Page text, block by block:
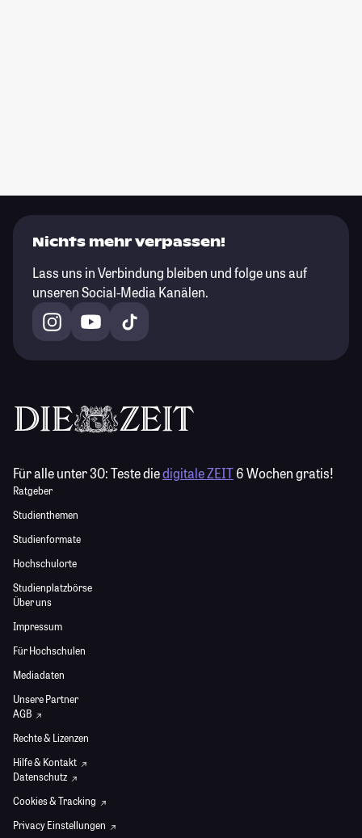
Nichts mehr verpassen!
Lass uns in Verbindung bleiben und folge uns auf
unseren Social-Media Kanälen.
Für alle unter 30:Teste diedigitale ZEIT6 Wochen gratis!
Ratgeber
Studienthemen
Studienformate
Hochschulorte
Studienplatzbörse
Über uns
Impressum
Für Hochschulen
Mediadaten
Unsere Partner
AGB
Rechte & Lizenzen
Hilfe & Kontakt
Datenschutz
Cookies & Tracking
Privacy Einstellungen